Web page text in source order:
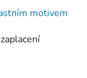
motivem